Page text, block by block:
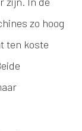
zo hoog
ten koste